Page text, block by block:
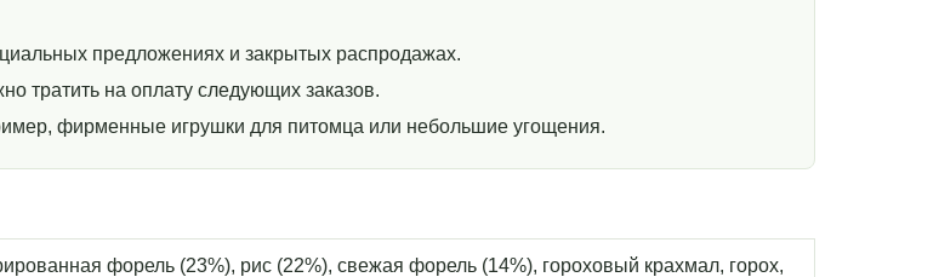
предложениях и закрытых распродажах.
тратить на оплату следующих заказов.
фирменные игрушки для питомца или небольшие угощения.
форель (23%), рис (22%), свежая форель (14%), гороховый крахмал, горох,